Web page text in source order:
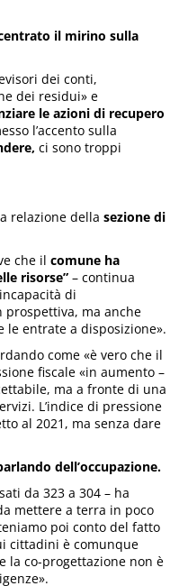
il mirino sulla
dei conti,
dei residui» e
le azioni di recupero
l’accento sulla
ci sono troppi
relazione dellasezione di
che ilcomune ha
risorse” – continua
di
ma anche
entrate a disposizione».
come «è vero che il
fiscale «in aumento –
ma a fronte di una
L’indice di pressione
al 2021, ma senza dare
dell’occupazione.
da 323 a 304 – ha
mettere a terra in poco
poi conto del fatto
cittadini è comunque
la co-progettazione non è